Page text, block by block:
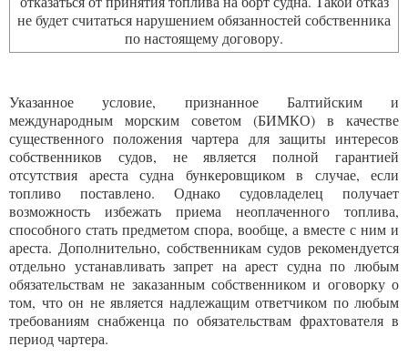
не будет считаться нарушением обязанностей собственника
по настоящему договору.
Указанное условие, признанное Балтийским и
международным морским советом (БИМКО) в качестве
существенного положения чартера для защиты интересов
собственников судов, не является полной гарантией
отсутствия ареста судна бункеровщиком в случае, если
топливо поставлено. Однако судовладелец получает
возможность избежать приема неоплаченного топлива,
способного стать предметом спора, вообще, а вместе с ним и
ареста. Дополнительно, собственникам судов рекомендуется
отдельно устанавливать запрет на арест судна по любым
обязательствам не заказанным собственником и оговорку о
том, что он не является надлежащим ответчиком по любым
требованиям снабженца по обязательствам фрахтователя в
период чартера.